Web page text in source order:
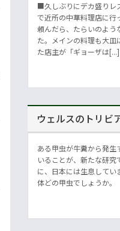
■久しぶりにデカ盛りレ
で近所の中華料理店に行
頼んだら、たらいのよう
た。メインの料理も大皿
た店主が「ギョーザは[...]
ウェルスのトリビ
ある甲虫が牛糞から発
いることが、新たな研
に、日本には生息してい
体どの甲虫でしょうか。